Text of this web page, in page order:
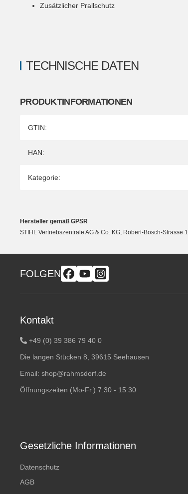
TECHNISCHE DATEN
PRODUKTINFORMATIONEN
Produkteigenschaft
Wert
GTIN:
HAN:
Kategorie:
Zusätzlicher Prallschutz
Hersteller gemäß GPSR
STIHL Vertriebszentrale AG & Co. KG, Robert-Bosch-
FOLGEN
Kontakt
+49 (0) 39 386 79 40 0
Die langen Stücken 8, 39615 Seehausen
Email: shop@rahmsdorf.de
Öffnungszeiten (Mo-Fr.) 7:30 - 15:30
Gesetzliche Informationen
Datenschutz
AGB